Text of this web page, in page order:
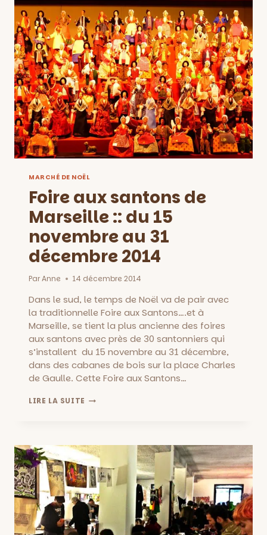
LES
ENFANTS
(ET
NOUS!)
,
DU
19
AU
21
DÉCEMBRE
MARCHÉ DE NOËL
Foire aux santons de
Marseille :: du 15
novembre au 31
décembre 2014
ParAnne 14 décembre 2014
Dans le sud, le temps de Noël va de pair avec
la traditionnelle Foire aux Santons….et à
Marseille, se tient la plus ancienne des foires
aux santons avec près de 30 santonniers qui
s’installent du 15 novembre au 31 décembre,
dans des cabanes de bois sur la place Charles
de Gaulle. Cette Foire aux Santons…
LIRE LA SUITE FOIRE
::
DU
15
NOVEMBRE
AU
31
DÉCEMBRE
2014